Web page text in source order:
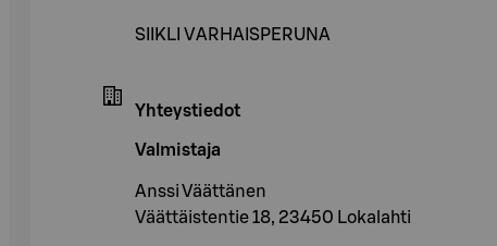
SIIKLI VARHAISPERUNA
Yhteystiedot
Valmistaja
Anssi Väättänen
Väättäistentie 18, 23450 Lokalahti